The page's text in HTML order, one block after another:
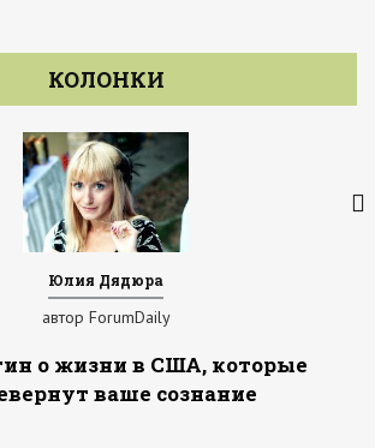
КОЛОНКИ
Юлия Дядюра
автор ForumDaily
о жизни в США, которые
ваше сознание